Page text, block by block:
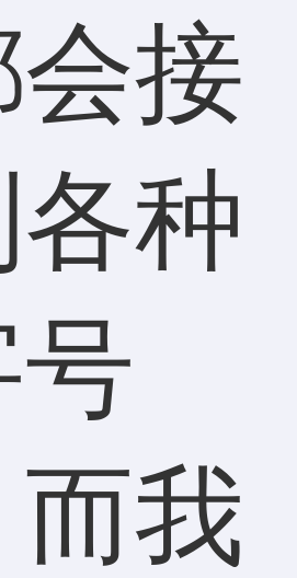
接
种
我